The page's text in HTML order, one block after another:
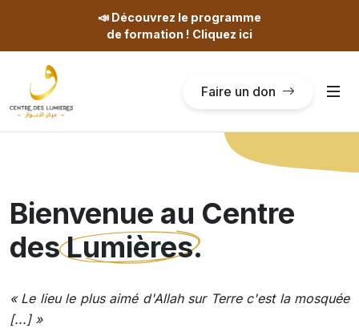
📣 Découvrez le programme
de formation ! Cliquez ici
Faire un don
Bienvenue au Centre
desLumières.
« Le lieu le plus aimé d'Allah sur Terre c'est la mosquée
[...] »